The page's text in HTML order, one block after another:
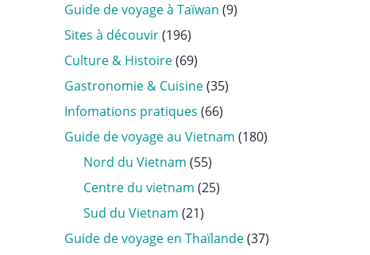
Guide de voyage à Taïwan (9)
Sites à découvir(196)
Culture & Histoire(69)
Gastronomie & Cuisine(35)
Infomations pratiques (66)
Guide de voyage au Vietnam (180)
Nord du Vietnam (55)
Centre du vietnam (25)
Sud du Vietnam (21)
Guide de voyage en Thaïlande(37)